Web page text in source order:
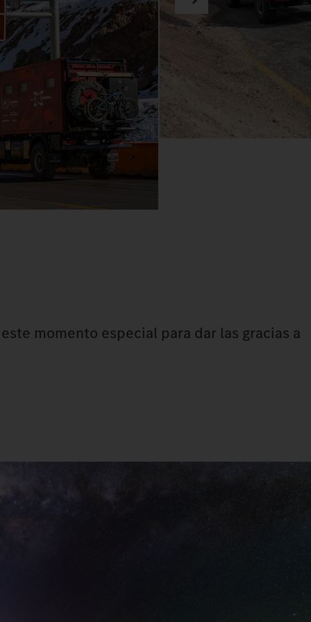
momento especial para dar las gracias a